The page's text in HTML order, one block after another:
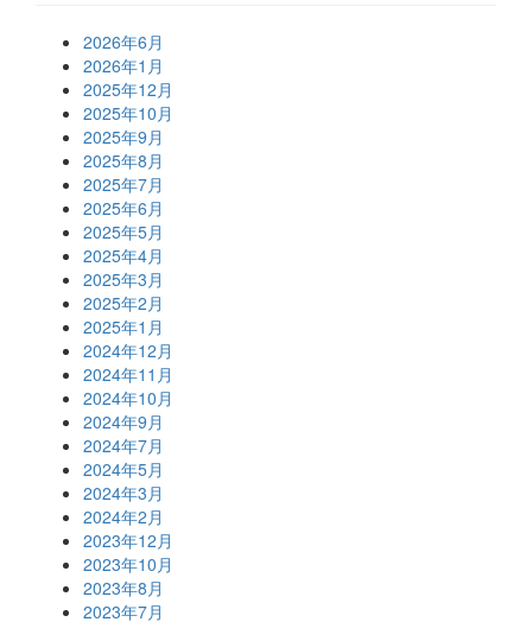
2026年6月
2026年1月
2025年12月
2025年10月
2025年9月
2025年8月
2025年7月
2025年6月
2025年5月
2025年4月
2025年3月
2025年2月
2025年1月
2024年12月
2024年11月
2024年10月
2024年9月
2024年7月
2024年5月
2024年3月
2024年2月
2023年12月
2023年10月
2023年8月
2023年7月